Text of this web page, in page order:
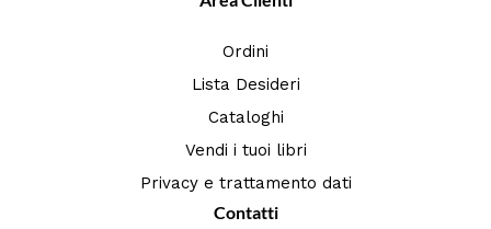
Ordini
Lista Desideri
Cataloghi
Vendi i tuoi libri
Privacy e trattamento dati
Contatti